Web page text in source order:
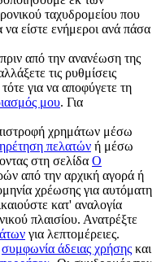
ταχυδρομείου που
είστε ενήμεροι ανά πάσα
από την ανανέωση της
τις ρυθμίσεις
για να αποφύγετε τη
μου. Για
χρημάτων μέσω
πελατών ή μέσω
στη σελίδα Ο
από την αρχική αγορά ή
χρέωσης για αυτόματη
κατ' αναλογία
πλαισίου. Ανατρέξτε
για λεπτομέρειες.
συμφωνία άδειας χρήσης και